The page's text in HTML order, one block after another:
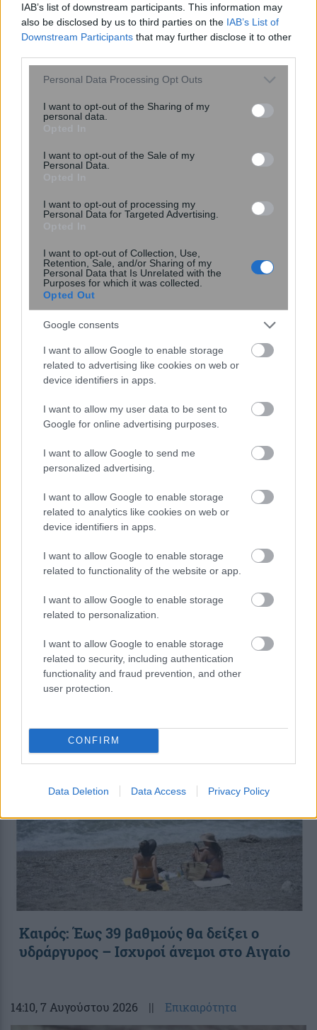
IAB’s list of downstream participants. This information may
also be disclosed by us to third parties on the IAB’s List of
Downstream Participants that may further disclose it to other
Please note that this website/app uses one or more Google
not limited to your visit or usage behaviour. You may click to
grant or deny consent to Google and its third-party tags to
consent section.
Personal Data Processing Opt Outs
I want to opt-out of the Sharing of my
personal data.
I want to opt-out of the Sale of my
Personal Data.
I want to opt-out of processing my
Personal Data for Targeted Advertising.
I want to opt-out of Collection, Use,
Retention, Sale, and/or Sharing of my
Personal Data that Is Unrelated with the
Purposes for which it was collected.
Opted Out
Google consents
I want to allow Google to enable storage
related to advertising like cookies on web or
device identifiers in apps.
I want to allow my user data to be sent to
Google for online advertising purposes.
I want to allow Google to send me
personalized advertising.
I want to allow Google to enable storage
related to analytics like cookies on web or
device identifiers in apps.
I want to allow Google to enable storage
related to functionality of the website or app.
I want to allow Google to enable storage
related to personalization.
I want to allow Google to enable storage
related to security, including authentication
functionality and fraud prevention, and other
user protection.
CONFIRM
Data Deletion Data Access Privacy Policy
Η Realnews αυτής της Κυριακής
Καιρός: Έως 39 βαθμούς θα δείξει ο
υδράργυρος – Ισχυροί άνεμοι στο Αιγαίο
14:10, 7 Αυγούστου 2026 || Επικαιρότητα